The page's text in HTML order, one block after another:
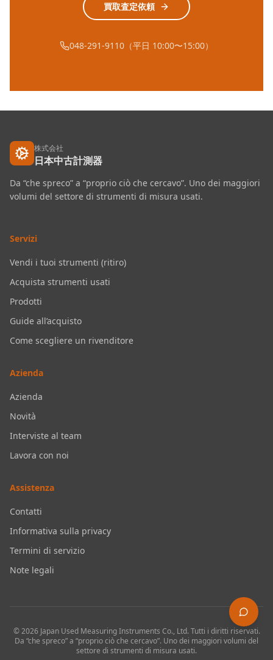
買取査定依頼
048-291-9110（平日 10:00〜15:00）
株式会社
日本中古計測器
Da “che spreco” a “proprio ciò che cercavo”. Uno dei maggiori
volumi del settore di strumenti di misura usati.
Servizi
Vendi i tuoi strumenti (ritiro)
Acquista strumenti usati
Prodotti
Guide all’acquisto
Come scegliere un rivenditore
Azienda
Azienda
Novità
Interviste al team
Lavora con noi
Assistenza
Contatti
Informativa sulla privacy
Termini di servizio
Note legali
©2026 Japan Used Measuring Instruments Co., Ltd. Tutti i diritti riservati.
Da “che spreco” a “proprio ciò che cercavo”. Uno dei maggiori volumi del
settore di strumenti di misura usati.